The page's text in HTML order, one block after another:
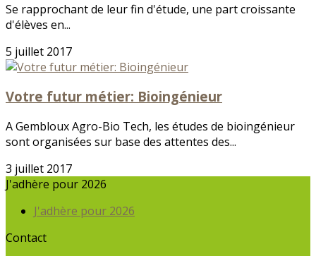
Se rapprochant de leur fin d'étude, une part croissante
d'élèves en...
5 juillet 2017
Votre futur métier: Bioingénieur
A Gembloux Agro-Bio Tech, les études de bioingénieur
sont organisées sur base des attentes des...
3 juillet 2017
J'adhère pour 2026
J'adhère pour 2026
Contact